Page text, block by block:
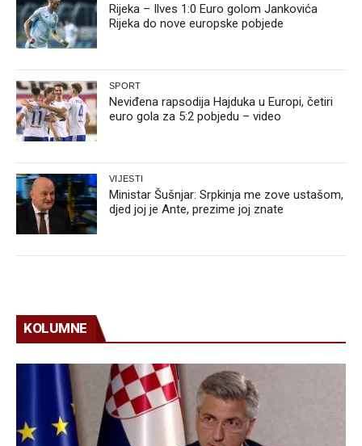
Rijeka – Ilves 1:0 Euro golom Jankovića
Rijeka do nove europske pobjede
SPORT
Neviđena rapsodija Hajduka u Europi, četiri
euro gola za 5:2 pobjedu – video
VIJESTI
Ministar Šušnjar: Srpkinja me zove ustašom,
djed joj je Ante, prezime joj znate
KOLUMNE